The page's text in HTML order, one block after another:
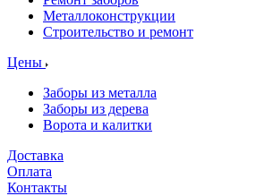
Металлоконструкции
Строительство и ремонт
Цены
Заборы из металла
Заборы из дерева
Ворота и калитки
Доставка
Оплата
Контакты